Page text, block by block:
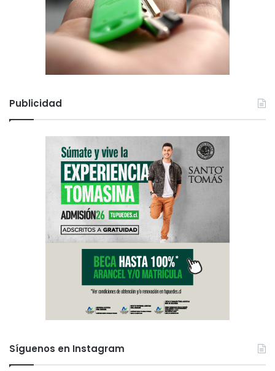
Publicidad
Síguenos en Instagram